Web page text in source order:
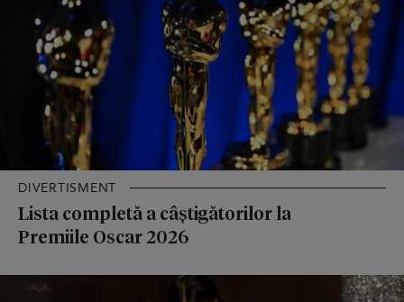
DIVERTISMENT
Lista completă a câștigătorilor la
Premiile Oscar 2026